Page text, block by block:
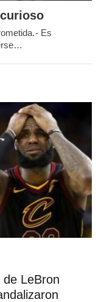
Es
LeBron